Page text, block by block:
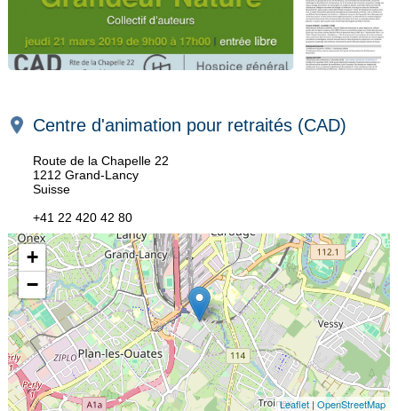
Centre d'animation pour retraités (CAD)
Route de la Chapelle 22
1212 Grand-Lancy
Suisse
+41 22 420 42 80
+
−
Leaflet|OpenStreetMap